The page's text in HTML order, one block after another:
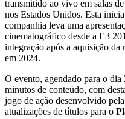
transmitido ao vivo em salas
nos Estados Unidos. Esta
companhia leva uma
cinematográfico desde a E3
integração após a aquisição da
em 2024.
O evento, agendado para o
minutos de conteúdo, com
jogo de ação desenvolvido
atualizações de títulos para o